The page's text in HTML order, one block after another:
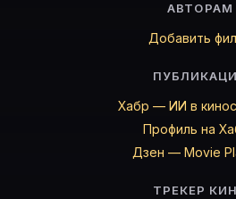
АВТОРАМ
Добавить
Хабр — ИИ в
Профиль на
Дзен — Movie
ТРЕКЕР